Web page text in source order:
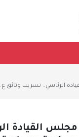
الرئاسي.. تسريب وثائق
مجلس القيادة